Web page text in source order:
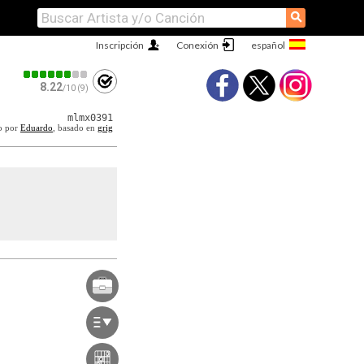
⚲
Conexión
Inscripción
8.22/10 (9)
mlmx0391
por Eduardo , basado en grig